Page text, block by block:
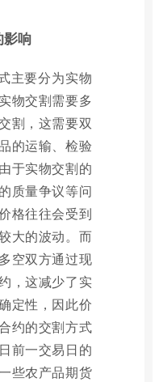
响
主要分为实物
物交割需要多
割，这需要双
的运输、检验
于实物交割的
质量争议等问
格往往会受到
大的波动。而
空双方通过现
，这减少了实
定性，因此价
约的交割方式
前一交易日的
些农产品期货